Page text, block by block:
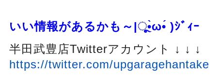
いい情報があるかも～ |ૂ•̀ω•́ )ｼﾞｨｰ
半田武豊店Twitterアカウント ↓ ↓ ↓
https://twitter.com/upgaragehantake